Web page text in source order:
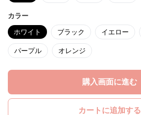
カラー
ホワイト ブラック イエロー
パープル オレンジ
購入画面に進む
カートに追加する